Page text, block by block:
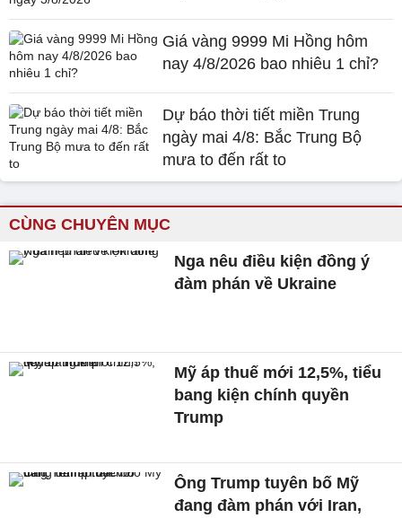
Giá vàng 9999 Mi Hồng hôm
nay 4/8/2026 bao nhiêu 1 chỉ?
Dự báo thời tiết miền Trung
ngày mai 4/8: Bắc Trung Bộ
mưa to đến rất to
CÙNG CHUYÊN MỤC
Nga nêu điều kiện đồng ý
đàm phán về Ukraine
Mỹ áp thuế mới 12,5%, tiểu
bang kiện chính quyền
Trump
Ông Trump tuyên bố Mỹ
đang đàm phán với Iran,